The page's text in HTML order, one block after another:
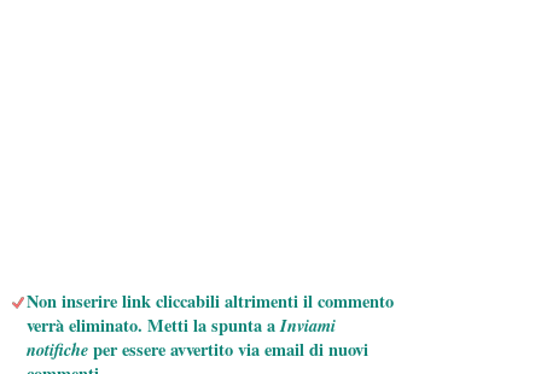
Non inserire link cliccabili altrimenti il commento
verrà eliminato. Metti la spunta aInviami
notificheper essere avvertito via email di nuovi